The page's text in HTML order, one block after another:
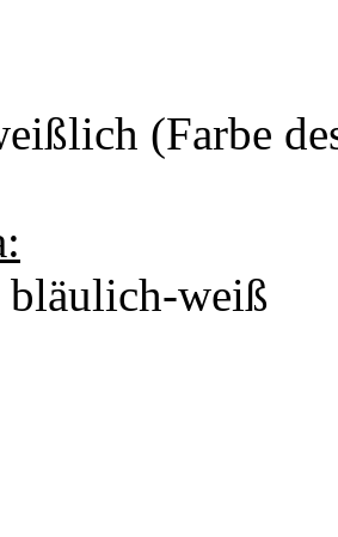
(Farbe
weiß